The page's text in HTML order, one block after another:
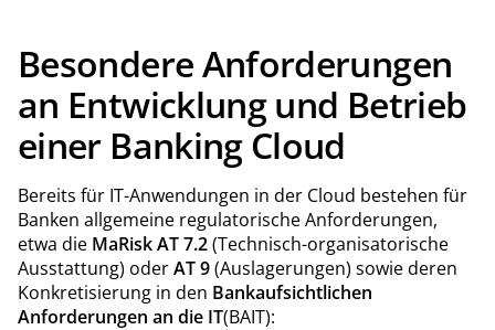
Besondere Anforderungen
an Entwicklung und Betrieb
einer Banking Cloud
Bereits für IT-Anwendungen in der Cloud bestehen für
Banken allgemeine regulatorische Anforderungen,
etwa die MaRisk AT 7.2(Technisch-organisatorische
Ausstattung) oderAT 9(Auslagerungen) sowie deren
Konkretisierung in den Bankaufsichtlichen
Anforderungen an die IT(BAIT):